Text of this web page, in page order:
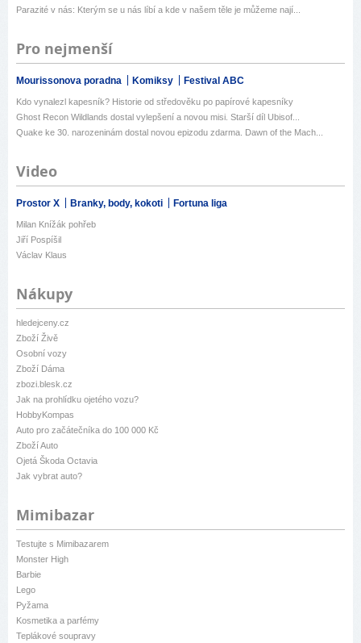
Parazité v nás: Kterým se u nás líbí a kde v našem těle je můžeme nají...
Pro nejmenší
Mourissonova poradna Komiksy Festival ABC
Kdo vynalezl kapesník? Historie od středověku po papírové kapesníky
Ghost Recon Wildlands dostal vylepšení a novou misi. Starší díl Ubisof...
Quake ke 30. narozeninám dostal novou epizodu zdarma. Dawn of the Mach...
Video
Prostor X Branky, body, kokoti Fortuna liga
Milan Knížák pohřeb
Jiří Pospíšil
Václav Klaus
Nákupy
hledejceny.cz
Zboží Živě
Osobní vozy
Zboží Dáma
zbozi.blesk.cz
Jak na prohlídku ojetého vozu?
HobbyKompas
Auto pro začátečníka do 100 000 Kč
Zboží Auto
Ojetá Škoda Octavia
Jak vybrat auto?
Mimibazar
Testujte s Mimibazarem
Monster High
Barbie
Lego
Pyžama
Kosmetika a parfémy
Teplákové soupravy